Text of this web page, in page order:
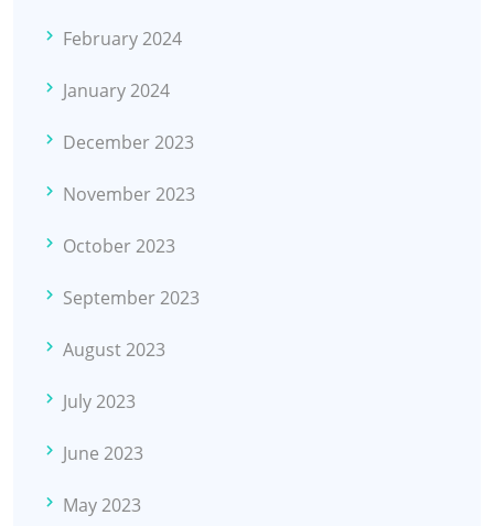
February 2024
January 2024
December 2023
November 2023
October 2023
September 2023
August 2023
July 2023
June 2023
May 2023